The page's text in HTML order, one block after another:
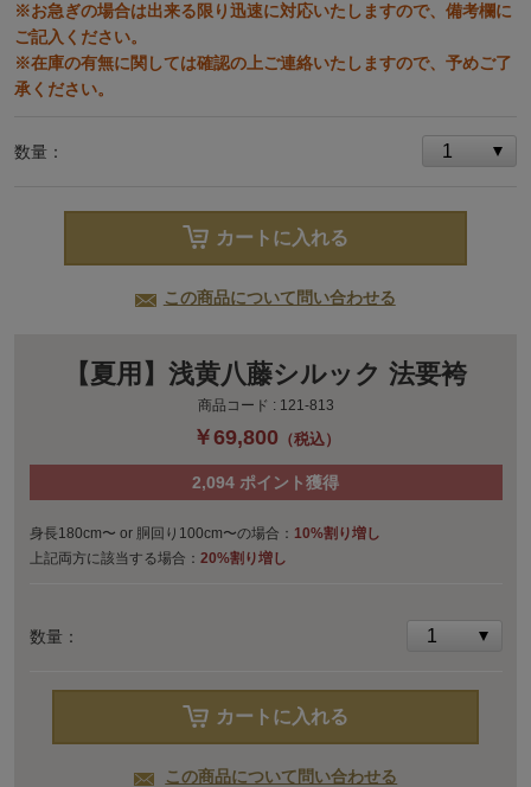
※お急ぎの場合は出来る限り迅速に対応いたしますので、備考欄に
ご記入ください。
※在庫の有無に関しては確認の上ご連絡いたしますので、予めご了
承ください。
数量：
カートに入れる
この商品について問い合わせる
【夏用】浅黄八藤シルック 法要袴
商品コード : 121-813
￥69,800 （税込）
2,094 ポイント獲得
身長180cm〜 or 胴回り100cm〜の場合： 10%割り増し
上記両方に該当する場合： 20%割り増し
数量：
カートに入れる
この商品について問い合わせる